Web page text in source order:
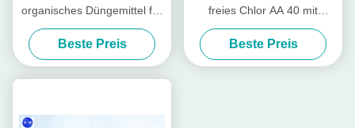
organisches Düngemittel für
Gemüse mit Aminosäure-
Nahrung
Beste Preis
freies Chlor AA 40 mit
Tierquelle für Kartoffel
Beste Preis